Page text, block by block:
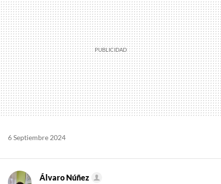
6 Septiembre 2024
Álvaro Núñez